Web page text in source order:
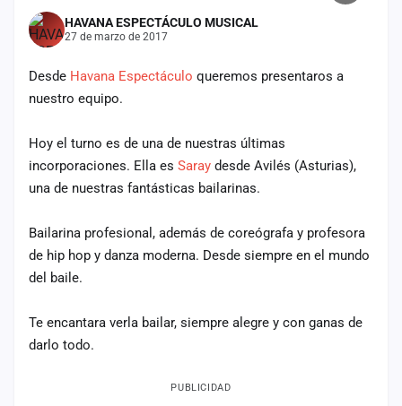
HAVANA ESPECTÁCULO MUSICAL
27 de marzo de 2017
Desde Havana Espectáculo queremos presentaros a
nuestro equipo.
Hoy el turno es de una de nuestras últimas
incorporaciones. Ella es Saray desde Avilés (Asturias),
una de nuestras fantásticas bailarinas.
Bailarina profesional, además de coreógrafa y profesora
de hip hop y danza moderna. Desde siempre en el mundo
del baile.
Te encantara verla bailar, siempre alegre y con ganas de
darlo todo.
PUBLICIDAD
Noticias
Formaciones
Fiestas
de
fiestas
Componentes
Fichajes
Agencias
Rankings